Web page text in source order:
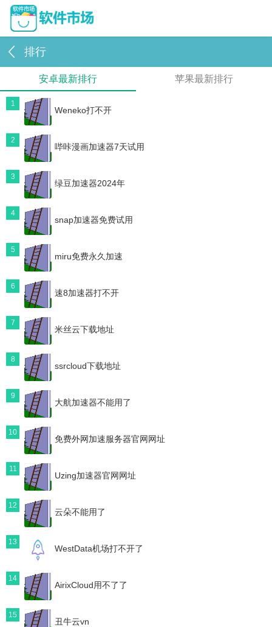
排行
安卓最新排行 苹果最新排行
1
Weneko打不开
2
哔咔漫画加速器7天试用
3
绿豆加速器2024年
4
snap加速器免费试用
5
miru免费永久加速
6
速8加速器打不开
7
米丝云下载地址
8
ssrcloud下载地址
9
大航加速器不能用了
10
免费外网加速服务器官网网址
11
Uzing加速器官网网址
12
云朵不能用了
13
WestData机场打不开了
14
AirixCloud用不了了
15
丑牛云vn